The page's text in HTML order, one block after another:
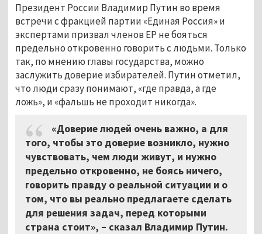
Президент России Владимир Путин во время
встречи с фракцией партии «Единая Россия» и
экспертами призвал членов ЕР не бояться
предельно откровенно говорить с людьми. Только
так, по мнению главы государства, можно
заслужить доверие избирателей. Путин отметил,
что люди сразу понимают, «где правда, а где
ложь», и «фальшь не проходит никогда».
«Доверие людей очень важно, а для
того, чтобы это доверие возникло, нужно
чувствовать, чем люди живут, и нужно
предельно откровенно, не боясь ничего,
говорить правду о реальной ситуации и о
том, что вы реально предлагаете сделать
для решения задач, перед которыми
страна стоит», – сказал Владимир Путин.